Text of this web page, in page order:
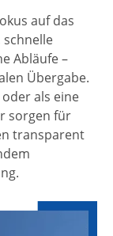
auf das
Abläufe –
Übergabe.
als eine
sorgen für
transparent